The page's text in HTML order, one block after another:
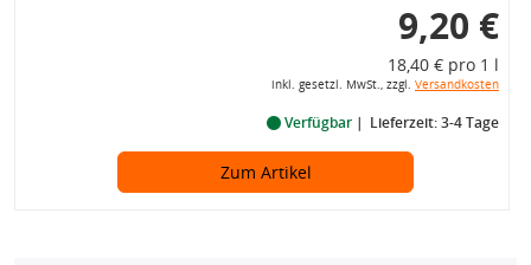
9,20 €
18,40 € pro 1 l
inkl. gesetzl. MwSt., zzgl. Versandkosten
Verfügbar Lieferzeit: 3-4 Tage
Zum Artikel